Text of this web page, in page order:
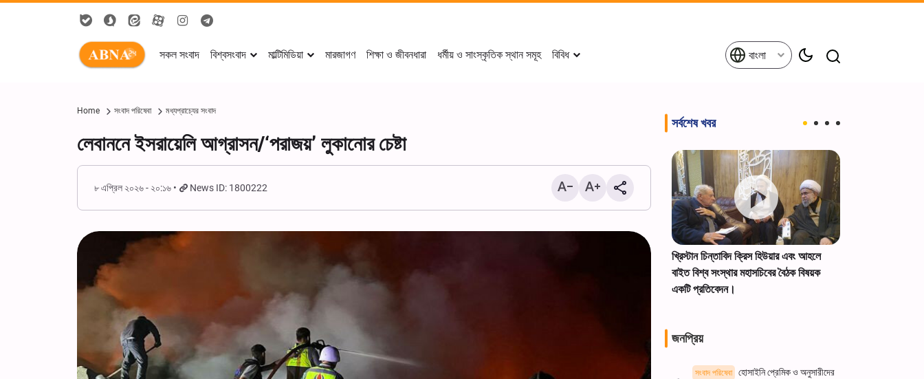
সকল সংবাদ বিশ্বসংবাদ মাল্টিমিডিয়া মারজাগণ শিক্ষা ও জীবনধারা ধর্মীয় ও সাংস্কৃতিক স্থান সমূহ বিবিধ বাংলা
Home সংবাদ পরিষেবা মধ্যপ্রাচ্যের সংবাদ
লেবাননে ইসরায়েলি আগ্রাসন/‘পরাজয়’ লুকানোর চেষ্টা
৮ এপ্রিল ২০২৬ - ২০:১৬ News ID: 1800222
সর্বশেষ খবর
খ্রিস্টান চিন্তাবিদ ক্রিস হিউয়ার এবং আহলে
বাইত বিশ্ব সংস্থার মহাসচিবের বৈঠক বিষয়ক
একটি প্রতিবেদন।
জনপ্রিয়
সংবাদ পরিষেবা
হোসাইনি প্রেমিক ও অনুসারীদের